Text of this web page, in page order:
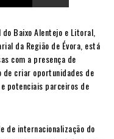
do Baixo Alentejo e Litoral,
da Região de Évora, está
com a presença de
criar oportunidades de
potenciais parceiros de
de internacionalização do